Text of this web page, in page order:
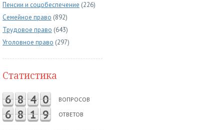
Пенсии и соцобеспечение (226)
Семейное право (892)
Трудовое право (643)
Уголовное право (297)
Статистика
6 8 4 0 ВОПРОСОВ
6 8 1 9 ОТВЕТОВ